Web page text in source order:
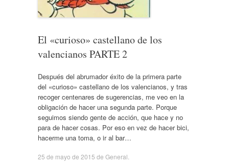
El «curioso» castellano de los
valencianos PARTE 2
Después del abrumador éxito de la primera parte
del «curioso» castellano de los valencianos, y tras
recoger centenares de sugerencias, me veo en la
obligación de hacer una segunda parte. Porque
seguimos siendo gente de acción, que hace y no
para de hacer cosas. Por eso en vez de hacer bici,
hacerme una toma, o ir al bar…
25 de mayo de 2015 de General